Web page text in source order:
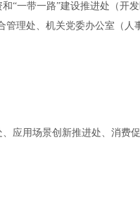
“一带一路”建设推进处（开
理处、机关党委办公室（人
应用场景创新推进处、消费促